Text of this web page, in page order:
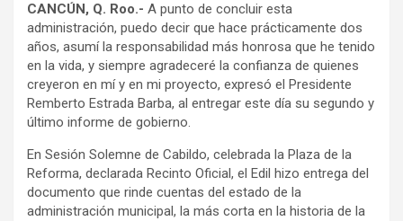
CANCÚN, Q. Roo.- A punto de concluir esta
administración, puedo decir que hace prácticamente dos
años, asumí la responsabilidad más honrosa que he tenido
en la vida, y siempre agradeceré la confianza de quienes
creyeron en mí y en mi proyecto, expresó el Presidente
Remberto Estrada Barba, al entregar este día su segundo y
último informe de gobierno.
En Sesión Solemne de Cabildo, celebrada la Plaza de la
Reforma, declarada Recinto Oficial, el Edil hizo entrega del
documento que rinde cuentas del estado de la
administración municipal, la más corta en la historia de la